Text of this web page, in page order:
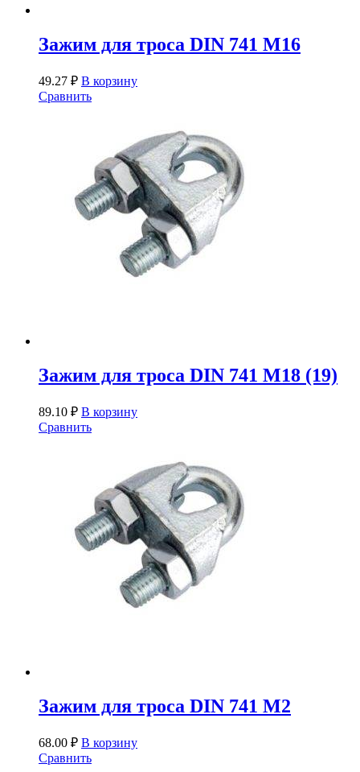
Зажим для троса DIN 741 М16
49.27 ₽ В корзину
Сравнить
Зажим для троса DIN 741 М18 (19)
89.10 ₽ В корзину
Сравнить
Зажим для троса DIN 741 М2
68.00 ₽ В корзину
Сравнить